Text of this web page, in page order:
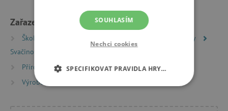
Zařazeno v kategoriích
Školní batohy a aktovky
Školní potřeby a pomůcky
Svačinové boxy
Příroda a sport
Pití a svačiny na výlety
Výrobci
SOUHLASÍM
Nechci cookies
SPECIFIKOVAT PRAVIDLA HRY…